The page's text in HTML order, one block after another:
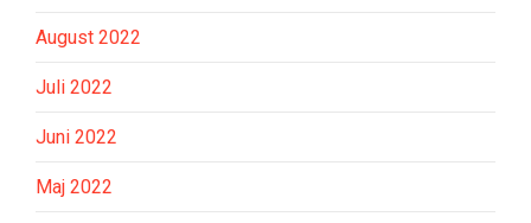
August 2022
Juli 2022
Juni 2022
Maj 2022